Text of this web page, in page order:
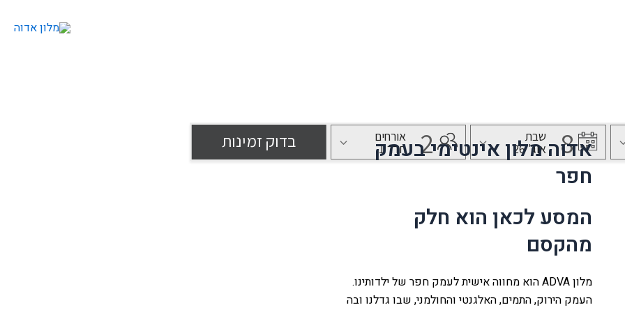
אדוה מלון אינטימי בעמק
חפר
המסע לכאן הוא חלק
מהקסם
מלון ADVA הוא מחווה אישית לעמק חפר של ילדותינו.
העמק הירוק, התמים, האלגנטי והחולמני, שבו גדלנו ובה
צור קשר